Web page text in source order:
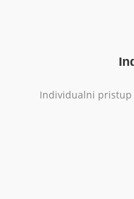
Individualni pristup